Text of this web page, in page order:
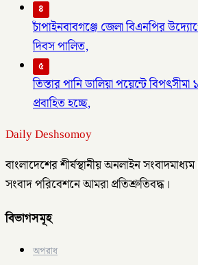
৪
চাঁপাইনবাবগঞ্জে জেলা বিএনপির
দিবস পালিত,
৫
তিস্তার পানি ডালিয়া পয়েন্টে
প্রবাহিত হচ্ছে,
Daily Deshsomoy
বাংলাদেশের শীর্ষস্থানীয় অনলাইন
সংবাদ পরিবেশনে আমরা প্রতিশ্রুতিবদ্ধ।
বিভাগসমূহ
অপরাধ